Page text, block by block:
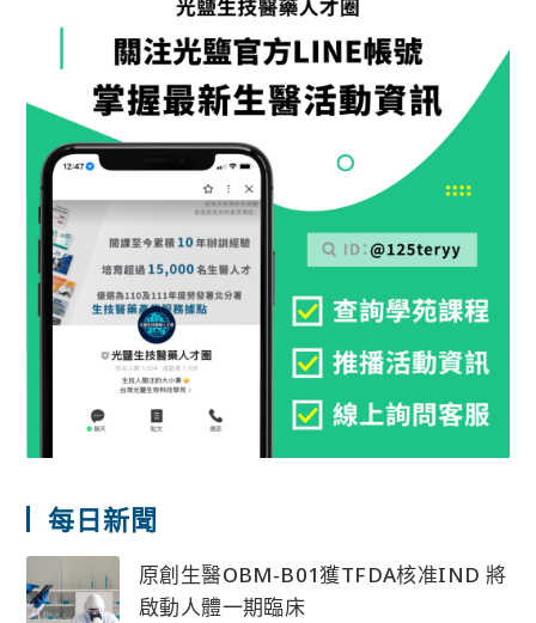
每日新聞
原創生醫OBM-B01獲TFDA核准IND 將
啟動人體一期臨床